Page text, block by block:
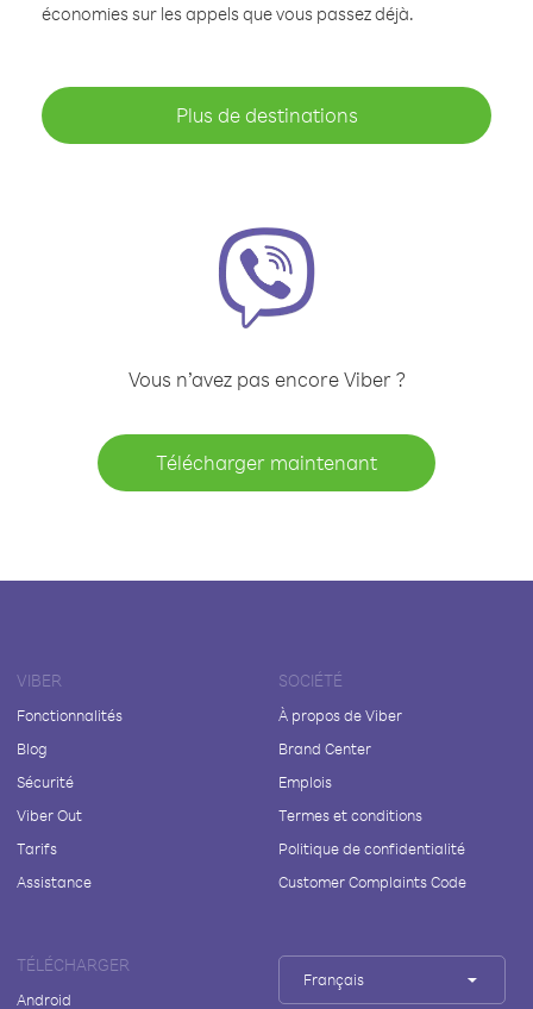
économies sur les appels que vous passez déjà.
Plus de destinations
Vous n’avez pas encore Viber ?
Télécharger maintenant
VIBER
Fonctionnalités
Blog
Sécurité
Viber Out
Tarifs
Assistance
SOCIÉTÉ
À propos de Viber
Brand Center
Emplois
Termes et conditions
Politique de confidentialité
Customer Complaints Code
TÉLÉCHARGER
Android
Français